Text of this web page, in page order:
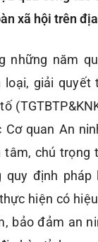
xã hội trên
những năm
loại, giải
Cơ quan An
tâm, chú trọng
quy định
hiện có
bảo đảm an